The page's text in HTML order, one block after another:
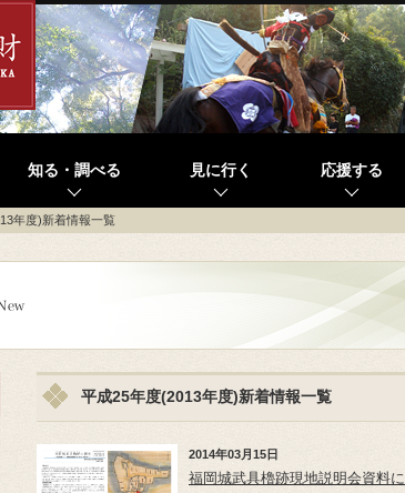
知る・調べる 見に行く 応援する
年度)新着情報一覧
平成25年度(2013年度)新着情報一覧
2014年03月15日
福岡城武具櫓跡現地説明会資料に